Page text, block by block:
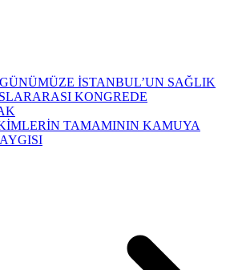
İSTANBUL’UN SAĞLIK
KONGREDE
TAMAMININ KAMUYA